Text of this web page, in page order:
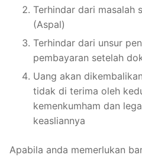
Terhindar dari masalah
(Aspal)
Terhindar dari unsur
pembayaran setelah
Uang akan
tidak di terima oleh
kemenkumham dan
keasliannya
Apabila anda memerlukan